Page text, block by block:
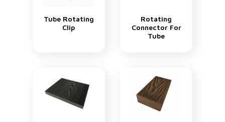
Tube Rotating
Clip
Rotating
Connector For
Tube